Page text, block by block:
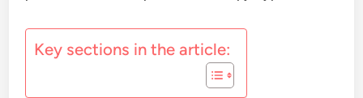
Key sections in the article: